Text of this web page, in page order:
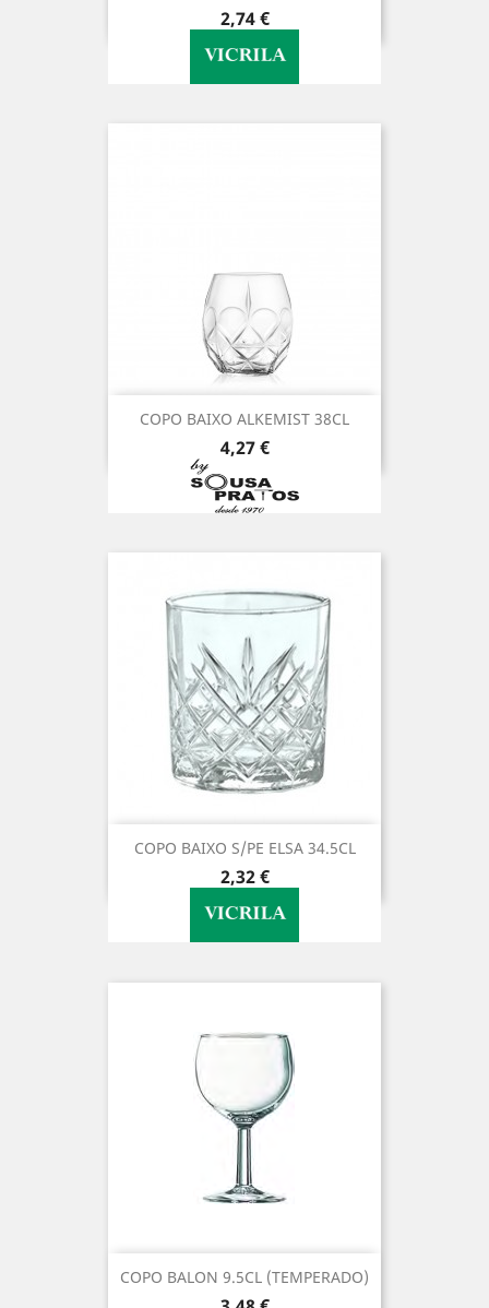
Preço
2,74 €
COPO BAIXO ALKEMIST 38CL
Preço
4,27 €
COPO BAIXO S/PE ELSA 34.5CL
Preço
2,32 €
COPO BALON 9.5CL (TEMPERADO)